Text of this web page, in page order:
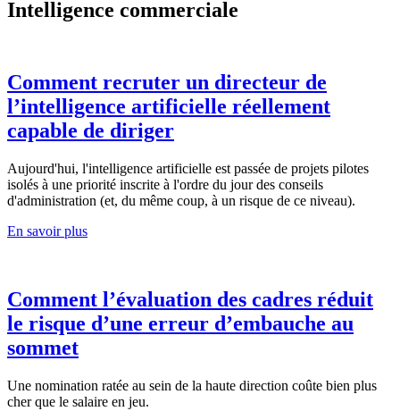
Intelligence commerciale
Comment recruter un directeur de
l’intelligence artificielle réellement
capable de diriger
Aujourd'hui, l'intelligence artificielle est passée de projets pilotes
isolés à une priorité inscrite à l'ordre du jour des conseils
d'administration (et, du même coup, à un risque de ce niveau).
En savoir plus
Comment l’évaluation des cadres réduit
le risque d’une erreur d’embauche au
sommet
Une nomination ratée au sein de la haute direction coûte bien plus
cher que le salaire en jeu.